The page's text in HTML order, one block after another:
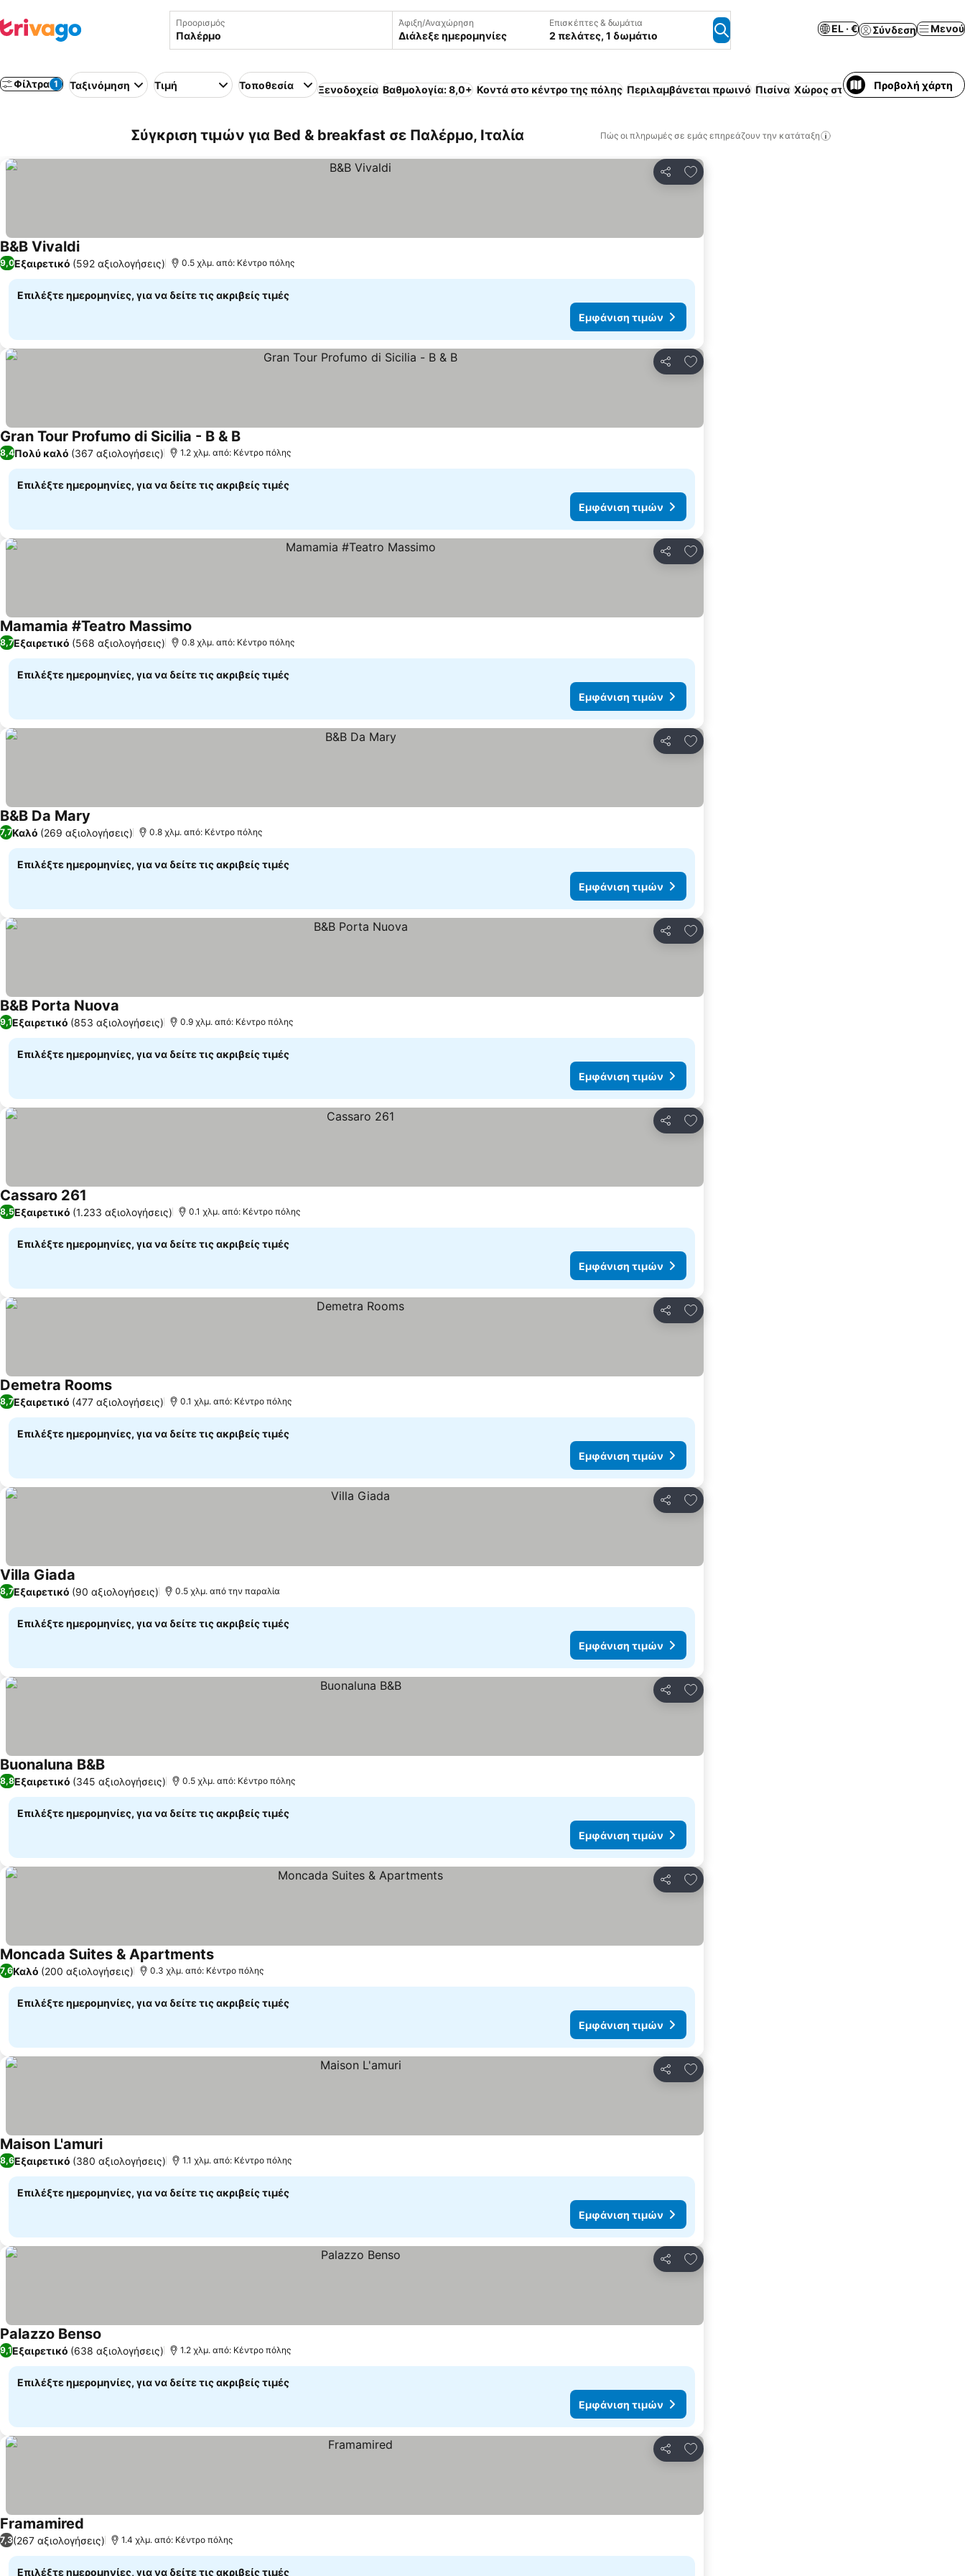
Προορισμός Άφιξη/Αναχώρηση
Διάλεξε ημερομηνίες
Επισκέπτες & δωμάτια
2 πελάτες, 1 δωμάτιο
EL · € Σύνδεση Μενού
Φίλτρα 1 Ταξινόμηση Τιμή Τοποθεσία Ξενοδοχεία Βαθμολογία: 8,0+ Κοντά στο κέντρο της πόλης Περιλαμβάνεται πρωινό Πισίνα Χώρος στάθμευσης Παραλία
Προβολή χάρτη
Σύγκριση τιμών για Bed & breakfast σε Παλέρμο, Ιταλία Πώς οι πληρωμές σε εμάς επηρεάζουν την κατάταξη
Κοινοποίηση
Προσθήκη στα αγαπημένα
B&B Vivaldi
9,0Εξαιρετικό (592 αξιολογήσεις) 0.5 χλμ. από: Κέντρο πόλης
Επιλέξτε ημερομηνίες, για να δείτε τις ακριβείς τιμές
Εμφάνιση τιμών
Κοινοποίηση
Προσθήκη στα αγαπημένα
Gran Tour Profumo di Sicilia - B & B
8,4Πολύ καλό (367 αξιολογήσεις) 1.2 χλμ. από: Κέντρο πόλης
Επιλέξτε ημερομηνίες, για να δείτε τις ακριβείς τιμές
Εμφάνιση τιμών
Κοινοποίηση
Προσθήκη στα αγαπημένα
Mamamia #Teatro Massimo
8,7Εξαιρετικό (568 αξιολογήσεις) 0.8 χλμ. από: Κέντρο πόλης
Επιλέξτε ημερομηνίες, για να δείτε τις ακριβείς τιμές
Εμφάνιση τιμών
Κοινοποίηση
Προσθήκη στα αγαπημένα
B&B Da Mary
7,7Καλό (269 αξιολογήσεις) 0.8 χλμ. από: Κέντρο πόλης
Επιλέξτε ημερομηνίες, για να δείτε τις ακριβείς τιμές
Εμφάνιση τιμών
Κοινοποίηση
Προσθήκη στα αγαπημένα
B&B Porta Nuova
9,1Εξαιρετικό (853 αξιολογήσεις) 0.9 χλμ. από: Κέντρο πόλης
Επιλέξτε ημερομηνίες, για να δείτε τις ακριβείς τιμές
Εμφάνιση τιμών
Κοινοποίηση
Προσθήκη στα αγαπημένα
Cassaro 261
8,5Εξαιρετικό (1.233 αξιολογήσεις) 0.1 χλμ. από: Κέντρο πόλης
Επιλέξτε ημερομηνίες, για να δείτε τις ακριβείς τιμές
Εμφάνιση τιμών
Κοινοποίηση
Προσθήκη στα αγαπημένα
Demetra Rooms
8,7Εξαιρετικό (477 αξιολογήσεις) 0.1 χλμ. από: Κέντρο πόλης
Επιλέξτε ημερομηνίες, για να δείτε τις ακριβείς τιμές
Εμφάνιση τιμών
Κοινοποίηση
Προσθήκη στα αγαπημένα
Villa Giada
8,7Εξαιρετικό (90 αξιολογήσεις) 0.5 χλμ. από την παραλία
Επιλέξτε ημερομηνίες, για να δείτε τις ακριβείς τιμές
Εμφάνιση τιμών
Κοινοποίηση
Προσθήκη στα αγαπημένα
Buonaluna B&B
8,8Εξαιρετικό (345 αξιολογήσεις) 0.5 χλμ. από: Κέντρο πόλης
Επιλέξτε ημερομηνίες, για να δείτε τις ακριβείς τιμές
Εμφάνιση τιμών
Κοινοποίηση
Προσθήκη στα αγαπημένα
Moncada Suites & Apartments
7,6Καλό (200 αξιολογήσεις) 0.3 χλμ. από: Κέντρο πόλης
Επιλέξτε ημερομηνίες, για να δείτε τις ακριβείς τιμές
Εμφάνιση τιμών
Κοινοποίηση
Προσθήκη στα αγαπημένα
Maison L'amuri
8,6Εξαιρετικό (380 αξιολογήσεις) 1.1 χλμ. από: Κέντρο πόλης
Επιλέξτε ημερομηνίες, για να δείτε τις ακριβείς τιμές
Εμφάνιση τιμών
Κοινοποίηση
Προσθήκη στα αγαπημένα
Palazzo Benso
9,1Εξαιρετικό (638 αξιολογήσεις) 1.2 χλμ. από: Κέντρο πόλης
Επιλέξτε ημερομηνίες, για να δείτε τις ακριβείς τιμές
Εμφάνιση τιμών
Κοινοποίηση
Προσθήκη στα αγαπημένα
Framamired
7,3(267 αξιολογήσεις) 1.4 χλμ. από: Κέντρο πόλης
Επιλέξτε ημερομηνίες, για να δείτε τις ακριβείς τιμές